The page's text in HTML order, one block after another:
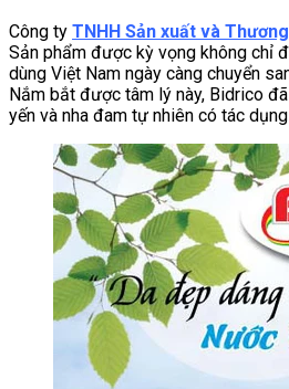
Công ty TNHH Sản xuất và
Sản phẩm được kỳ vọng không chỉ
dùng Việt Nam ngày càng chuyển
Nắm bắt được tâm lý này, Bidrico
yến và nha đam tự nhiên có tác